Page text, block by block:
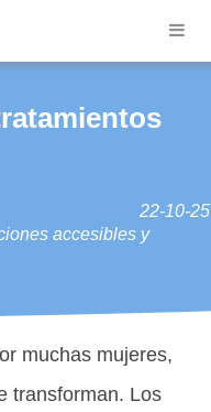
22-10-25
accesibles y
muchas mujeres,
transforman. Los